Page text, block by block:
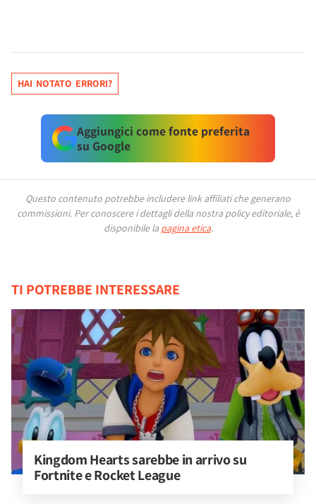
HAI NOTATO ERRORI?
Aggiungici come fonte preferita
su Google
Questo contenuto potrebbe includere link affiliati che generano
commissioni. Per conoscere i dettagli della nostra policy editoriale, è
disponibile la pagina etica.
TI POTREBBE INTERESSARE
Kingdom Hearts sarebbe in arrivo su
Fortnite e Rocket League